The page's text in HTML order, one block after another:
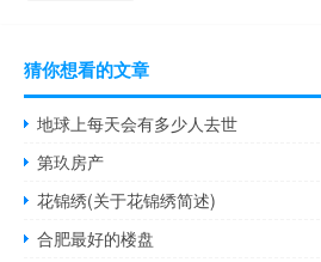
猜你想看的文章
地球上每天会有多少人去世
第玖房产
花锦绣(关于花锦绣简述)
合肥最好的楼盘